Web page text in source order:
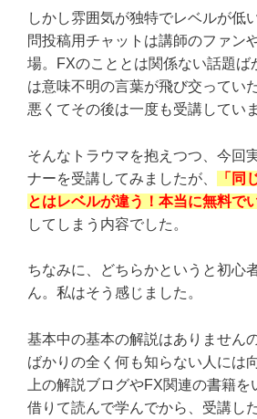
しかし雰囲気が独特でレベルが低
問投稿用チャットは講師のファン
場。FXのこととは関係ない話題ば
は意味不明の言葉が飛び交ってい
悪くてその後は一度も受講してい
そんなトラウマを抱えつつ、今回
ナーを受講してみましたが、
「同
とはレベルが違う！本当に無料で
してしまう内容でした。
ちなみに、どちらかというと初心
ん。私はそう感じました。
基本中の基本の解説はありません
ばかりの全く何も知らない人には
上の解説ブログやFX関連の書籍
借りて読んで学んでから、受講し